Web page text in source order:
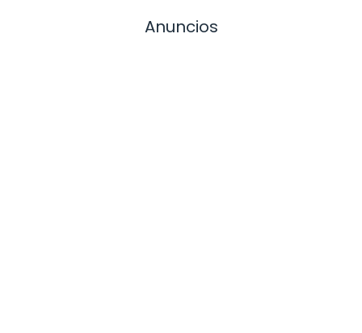
Anuncios